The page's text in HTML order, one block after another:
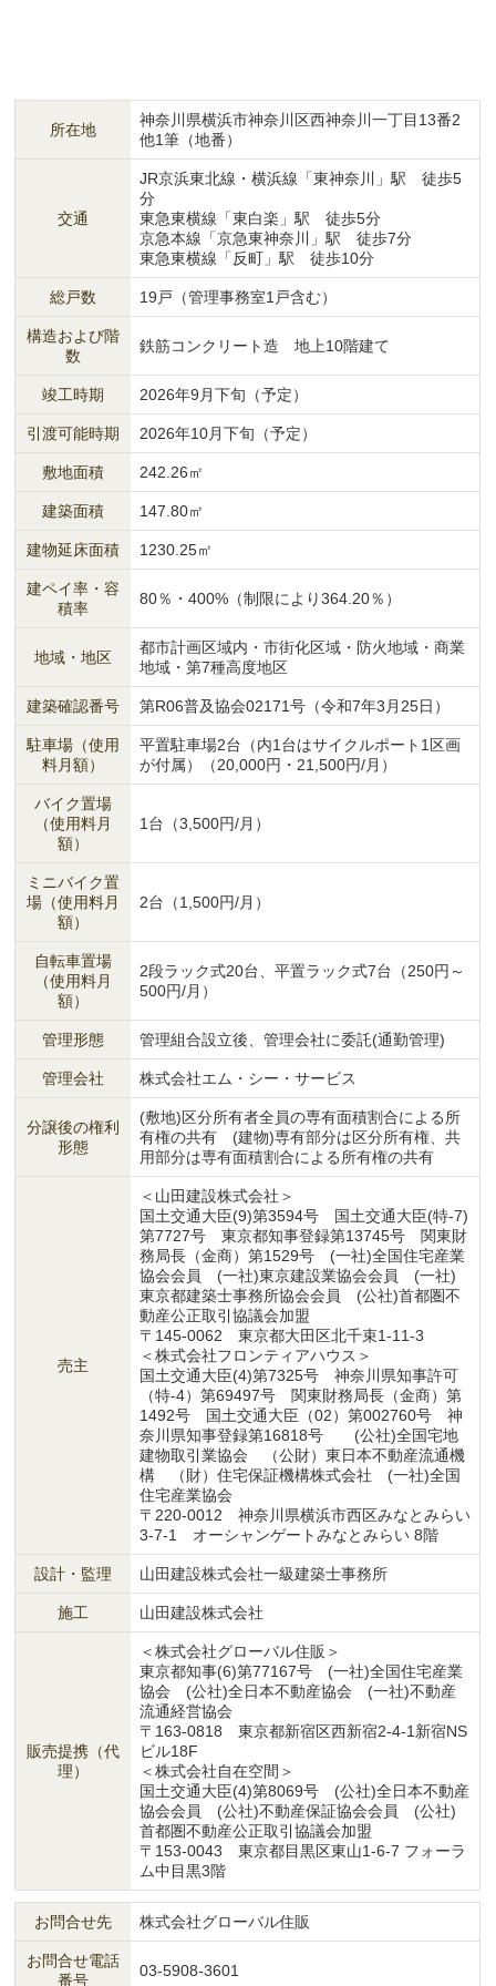
所在地
神奈川県横浜市神奈川区西神奈川一丁目13番2
他1筆（地番）
交通
JR京浜東北線・横浜線「東神奈川」駅 徒歩5
分
東急東横線「東白楽」駅 徒歩5分
京急本線「京急東神奈川」駅 徒歩7分
東急東横線「反町」駅 徒歩10分
総戸数 19戸（管理事務室1戸含む）
構造および階
数
鉄筋コンクリート造 地上10階建て
竣工時期 2026年9月下旬（予定）
引渡可能時期 2026年10月下旬（予定）
敷地面積 242.26㎡
建築面積 147.80㎡
建物延床面積 1230.25㎡
建ペイ率・容
積率
80％・400%（制限により364.20％）
地域・地区
都市計画区域内・市街化区域・防火地域・商業
地域・第7種高度地区
建築確認番号 第R06普及協会02171号（令和7年3月25日）
駐車場（使用
料月額）
平置駐車場2台（内1台はサイクルポート1区画
が付属）（20,000円・21,500円/月）
バイク置場
（使用料月
額）
1台（3,500円/月）
ミニバイク置
場（使用料月
額）
2台（1,500円/月）
自転車置場
（使用料月
額）
2段ラック式20台、平置ラック式7台（250円～
500円/月）
管理形態 管理組合設立後、管理会社に委託(通勤管理)
管理会社 株式会社エム・シー・サービス
分譲後の権利
形態
(敷地)区分所有者全員の専有面積割合による所
有権の共有 (建物)専有部分は区分所有権、共
用部分は専有面積割合による所有権の共有
売主
＜山田建設株式会社＞
国土交通大臣(9)第3594号 国土交通大臣(特-7)
第7727号 東京都知事登録第13745号 関東財
務局長（金商）第1529号 (一社)全国住宅産業
協会会員 (一社)東京建設業協会会員 (一社)
東京都建築士事務所協会会員 (公社)首都圏不
動産公正取引協議会加盟
〒145-0062 東京都大田区北千束1-11-3
＜株式会社フロンティアハウス＞
国土交通大臣(4)第7325号 神奈川県知事許可
（特-4）第69497号 関東財務局長（金商）第
1492号 国土交通大臣（02）第002760号 神
奈川県知事登録第16818号 (公社)全国宅地
建物取引業協会 （公財）東日本不動産流通機
構 （財）住宅保証機構株式会社 (一社)全国
住宅産業協会
〒220-0012 神奈川県横浜市西区みなとみらい
3-7-1 オーシャンゲートみなとみらい 8階
設計・監理 山田建設株式会社一級建築士事務所
施工 山田建設株式会社
販売提携（代
理）
＜株式会社グローバル住販＞
東京都知事(6)第77167号 (一社)全国住宅産業
協会 (公社)全日本不動産協会 (一社)不動産
流通経営協会
〒163-0818 東京都新宿区西新宿2-4-1新宿NS
ビル18F
＜株式会社自在空間＞
国土交通大臣(4)第8069号 (公社)全日本不動産
協会会員 (公社)不動産保証協会会員 (公社)
首都圏不動産公正取引協議会加盟
〒153-0043 東京都目黒区東山1-6-7 フォーラ
ム中目黒3階
お問合せ先 株式会社グローバル住販
お問合せ電話
番号
03-5908-3601